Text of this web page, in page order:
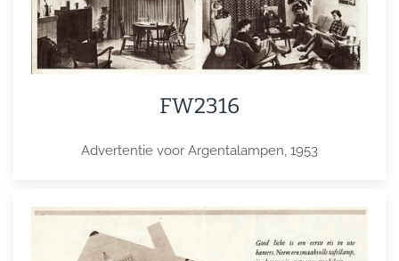
FW2316
Advertentie voor Argentalampen, 1953